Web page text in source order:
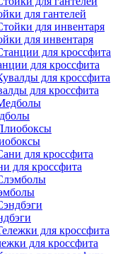
для гантелей
для инвентаря
для кроссфита
для кроссфита
для кроссфита
для кроссфита